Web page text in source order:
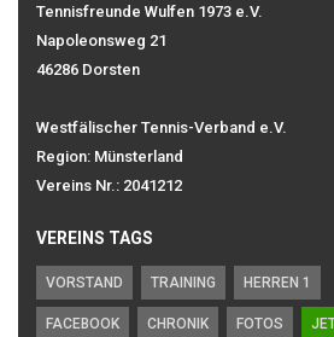
Tennisfreunde Wulfen 1973 e.V.
Napoleonsweg 21
46286 Dorsten
Westfälischer Tennis-Verband e.V.
Region: Münsterland
Vereins Nr.: 2041212
VEREINS TAGS
VORSTAND TRAINING HERREN 1
FACEBOOK CHRONIK FOTOS